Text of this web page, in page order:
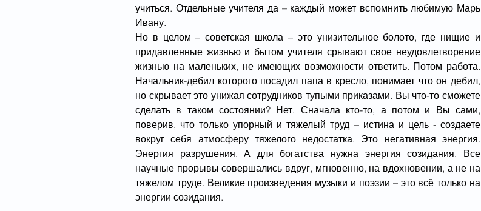
учиться. Отдельные учителя да – каждый может вспомнить любимую Марь
Ивану.
Но в целом – советская школа – это унизительное болото, где нищие и
придавленные жизнью и бытом учителя срывают свое неудовлетворение
жизнью на маленьких, не имеющих возможности ответить. Потом работа.
Начальник-дебил которого посадил папа в кресло, понимает что он дебил,
но скрывает это унижая сотрудников тупыми приказами. Вы что-то сможете
сделать в таком состоянии? Нет. Сначала кто-то, а потом и Вы сами,
поверив, что только упорный и тяжелый труд – истина и цель - создаете
вокруг себя атмосферу тяжелого недостатка. Это негативная энергия.
Энергия разрушения. А для богатства нужна энергия созидания. Все
научные прорывы совершались вдруг, мгновенно, на вдохновении, а не на
тяжелом труде. Великие произведения музыки и поэзии – это всё только на
энергии созидания.